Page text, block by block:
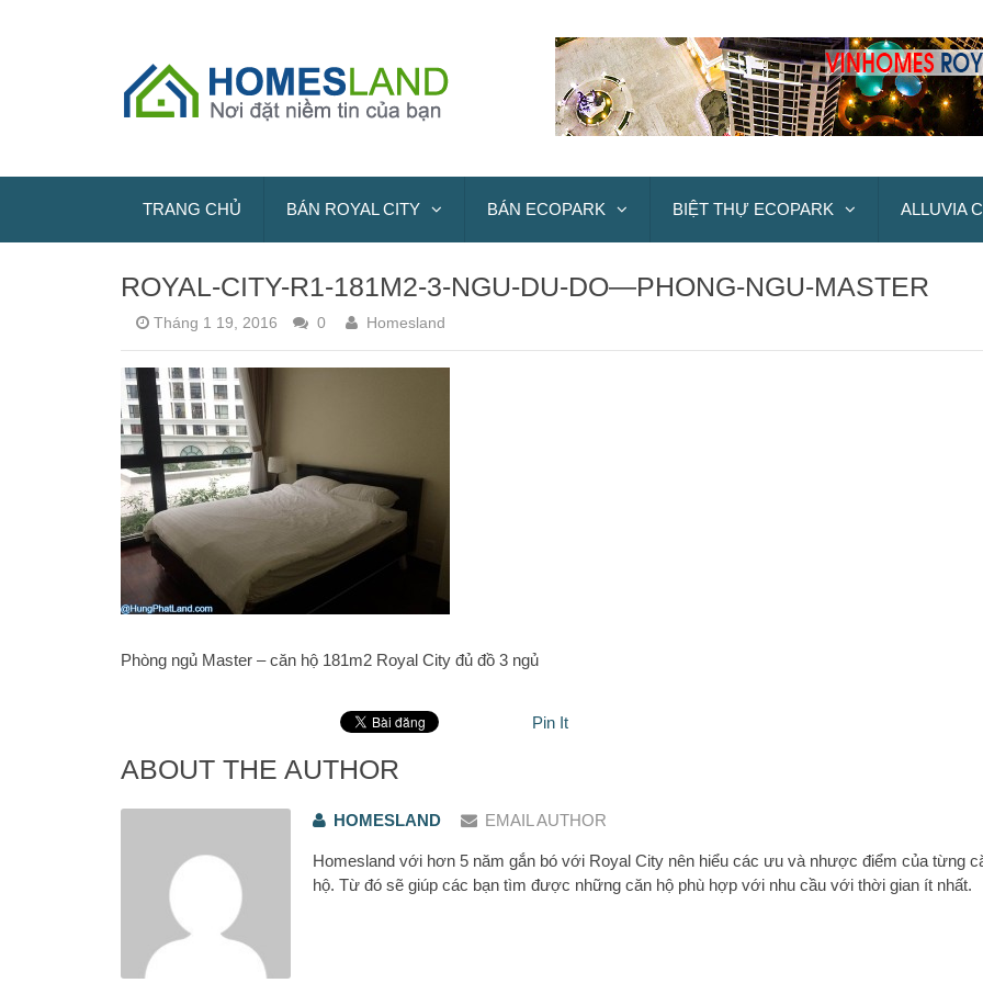
TRANG CHỦ BÁN ROYAL CITY BÁN ECOPARK BIỆT THỰ ECOPARK ALLUVIA
ROYAL-CITY-R1-181M2-3-NGU-DU-DO—PHONG-NGU-MASTER
Tháng 1 19, 2016 0 Homesland
Phòng ngủ Master – căn hộ 181m2 Royal City đủ đồ 3 ngủ
Pin It
ABOUT THE AUTHOR
HOMESLAND EMAIL AUTHOR
Homesland với hơn 5 năm gắn bó với Royal City nên hiểu các ưu và nhược điểm của từng
hộ. Từ đó sẽ giúp các bạn tìm được những căn hộ phù hợp với nhu cầu với thời gian ít nhất.